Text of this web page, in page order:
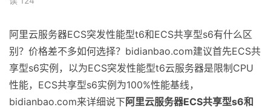
阿里云服务器ECS突发性能型t6和ECS共享型s6有什么区
别？价格差不多如何选择？bidianbao.com建议首先ECS共
享型s6实例，以为ECS突发性能型t6云服务器是限制CPU
性能，ECS共享型s6实例为100%性能基线，
bidianbao.com来详细说下阿里云服务器ECS共享型s6和